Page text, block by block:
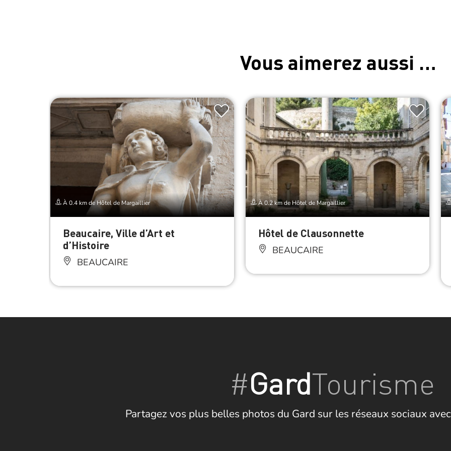
Vous aimerez aussi …
À 0.4 km de Hôtel de Margaillier
Beaucaire, Ville d’Art et
d’Histoire
BEAUCAIRE
À 0.2 km de Hôtel de Margaillier
Hôtel de Clausonnette
BEAUCAIRE
#GardTourisme
Partagez vos plus belles photos du Gard sur les réseaux sociaux